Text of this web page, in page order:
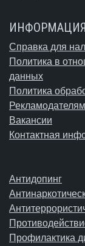
ИНФОРМАЦИЯ
Справка для
Политика в
данных
Политика
Рекламодателям
Вакансии
Контактная
Антидопинг
Профилактика